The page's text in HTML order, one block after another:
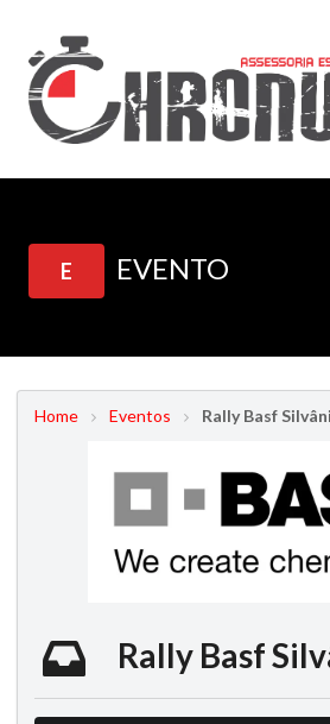
E EVENTO
Home Eventos Rally Basf
Rally Basf